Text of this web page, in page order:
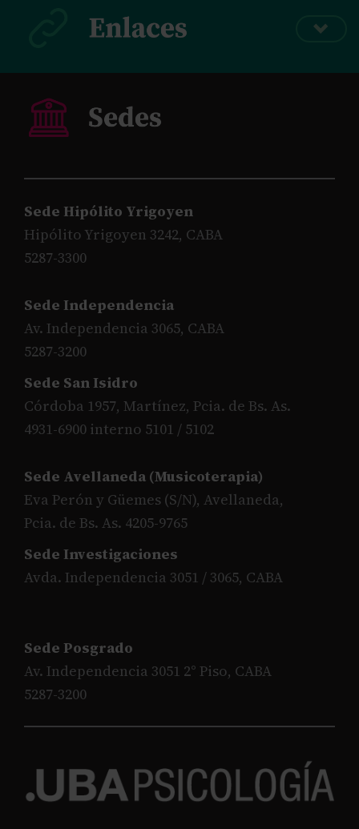
Sede Hipólito Yrigoyen
Hipólito Yrigoyen 3242, CABA
5287-3300
Sede Independencia
Av. Independencia 3065, CABA
5287-3200
Sede San Isidro
Córdoba 1957, Martínez, Pcia. de Bs. As.
4931-6900 interno 5101 / 5102
Sede Avellaneda (Musicoterapia)
Eva Perón y Güemes (S/N), Avellaneda,
Pcia. de Bs. As. 4205-9765
Sede Investigaciones
Avda. Independencia 3051 / 3065, CABA
Sede Posgrado
Av. Independencia 3051 2° Piso, CABA
5287-3200